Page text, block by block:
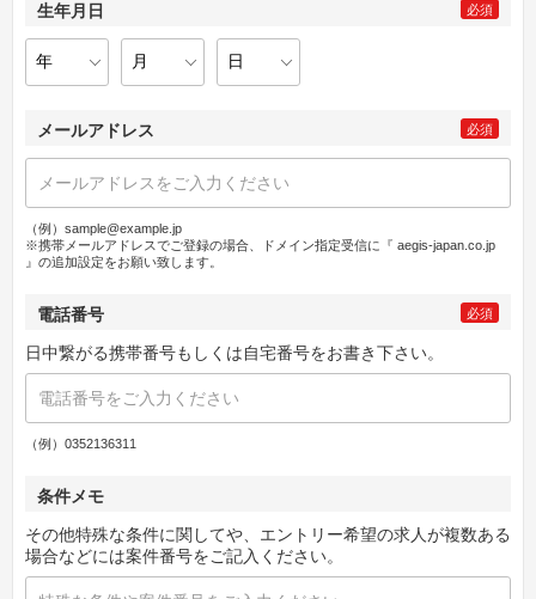
生年月日 必須
メールアドレス 必須
（例）sample@example.jp
※携帯メールアドレスでご登録の場合、ドメイン指定受信に『 aegis-japan.co.jp
』の追加設定をお願い致します。
電話番号 必須
日中繋がる携帯番号もしくは自宅番号をお書き下さい。
（例）0352136311
条件メモ
その他特殊な条件に関してや、エントリー希望の求人が複数ある
場合などには案件番号をご記入ください。